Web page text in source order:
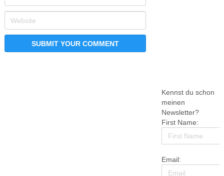
Kennst du schon
meinen
Newsletter?
First Name:
Email: